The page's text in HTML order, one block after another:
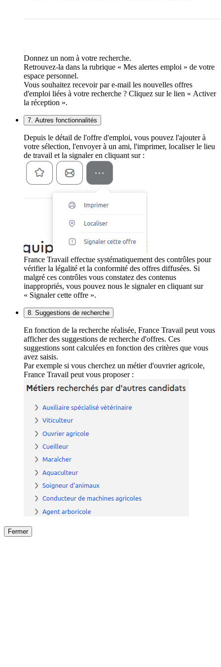
Donnez un nom à votre recherche.
Retrouvez-la dans la rubrique « Mes alertes emploi » de votre
espace personnel.
Vous souhaitez recevoir par e-mail les nouvelles offres
d'emploi liées à votre recherche ? Cliquez sur le lien « Activer
la réception ».
7. Autres fonctionnalités
Depuis le détail de l'offre d'emploi, vous pouvez l'ajouter à
votre sélection, l'envoyer à un ami, l'imprimer, localiser le lieu
de travail et la signaler en cliquant sur :
France Travail effectue systématiquement des contrôles pour
vérifier la légalité et la conformité des offres diffusées. Si
malgré ces contrôles vous constatez des contenus
inappropriés, vous pouvez nous le signaler en cliquant sur
« Signaler cette offre ».
8. Suggestions de recherche
En fonction de la recherche réalisée, France Travail peut vous
afficher des suggestions de recherche d'offres. Ces
suggestions sont calculées en fonction des critères que vous
avez saisis.
Par exemple si vous cherchez un métier d'ouvrier agricole,
France Travail peut vous proposer :
Fermer